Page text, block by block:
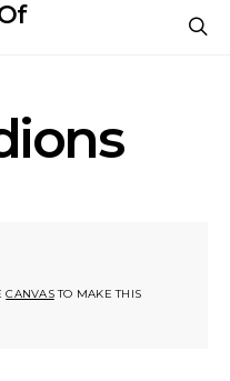
CANVASTO MAKE THIS